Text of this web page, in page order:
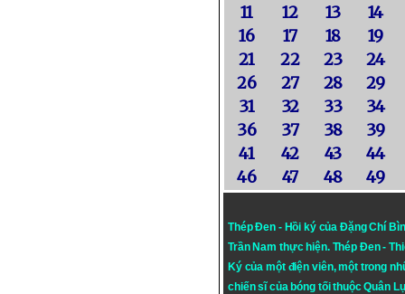
11
12 13
14
16
17 18
19
21
22 23
24
26
27 28
29
31
32 33
34
36
37 38
39
41
42 43
44
46
47 48 49
Thép Đen - Hồi ký của Đặng Chí
Trần Nam thực hiện. Thép Đen-
Ký của một điện viên, một trong
chiến sĩ của bóng tối thuộc Quân